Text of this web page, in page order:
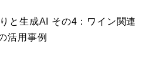
と生成AI その4：ワイン関連
活用事例